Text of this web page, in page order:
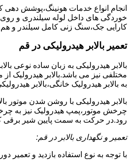
انجام انواع خدمات هونینگ،پوشش
خوردگی های داخل لوله سیلندری و روی
کارایی جک،سنگ زنی کامل سیلندر و
تعمیر بالابر هیدرولیکی در قم
بالابر هیدرولیکی به زبان ساده نوعی
مختلفی نیز می باشد.بالابر هیدرولیک
به بالابر هیدرولیک خانگی،بالابر
بالابر هیدرولیکی با روشن شدن
چرخش موتور،پمپ هیدرولیک نیز به
رود.در حرکت به سمت پایین شیر برقی
تعمیر و نگهداری بالابر در قم:
با توجه به نوع استفاده بازدید و تعمیر